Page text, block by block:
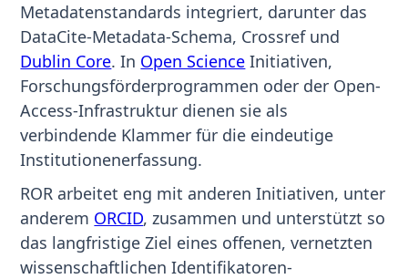
Metadatenstandards integriert, darunter das
DataCite-Metadata-Schema, Crossref und
Dublin Core. In Open Science Initiativen,
Forschungsförderprogrammen oder der Open-
Access-Infrastruktur dienen sie als
verbindende Klammer für die eindeutige
Institutionenerfassung.
ROR arbeitet eng mit anderen Initiativen, unter
anderem ORCID, zusammen und unterstützt so
das langfristige Ziel eines offenen, vernetzten
wissenschaftlichen Identifikatoren-